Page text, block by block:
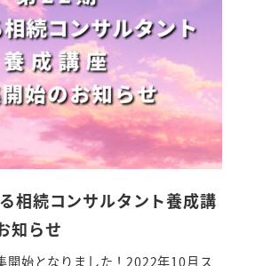
相続コンサルタント養成講
知らせ
開始となりました！2022年10月ス